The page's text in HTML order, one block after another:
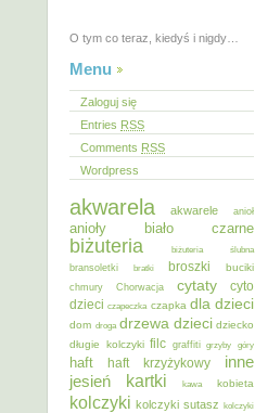
O tym co teraz, kiedyś i nigdy…
Menu
Zaloguj się
Entries RSS
Comments RSS
Wordpress
akwarela akwarele anioł
anioły biało czarne
biżuteria
biżuteria ślubna
bransoletki
bratki broszki buciki
chmury Chorwacja cytaty
cyto
dzieci czapeczka czapka dla dzieci
dom droga drzewa dzieci dziecko
długie kolczyki filc graffiti grzyby góry
haft haft krzyżykowy inne
jesień kartki kawa kobieta
kolczyki kolczyki sutasz kolczyki